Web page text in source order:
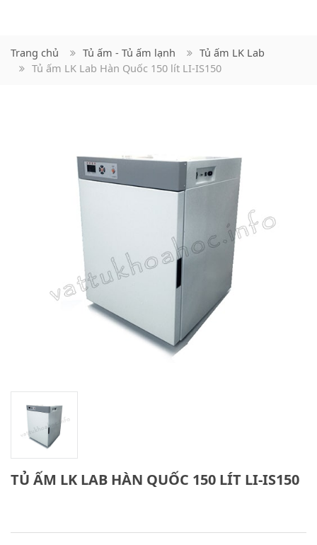
Trang chủ Tủ ấm - Tủ ấm lạnh
Tủ ấm LK Lab
Tủ ấm LK Lab Hàn Quốc 150 lít LI-IS150
TỦ ẤM LK LAB HÀN QUỐC 150 LÍT LI-IS150